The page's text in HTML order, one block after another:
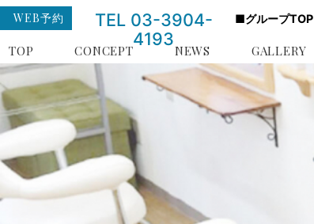
WEB予約
TEL 03-3904-
4193
■グループTOP
TOP CONCEPT NEWS GALLERY